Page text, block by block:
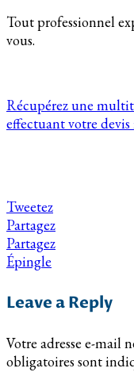
Tout professionnel
vous.
Récupérez une
effectuant votre
Tweetez
Partagez
Partagez
Épingle
Leave a Reply
Votre adresse e-mail
obligatoires sont